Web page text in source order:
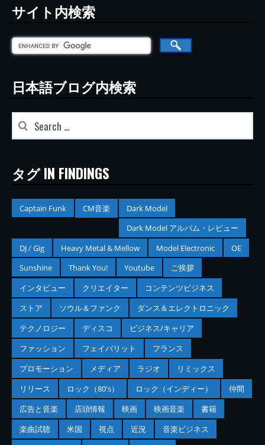
サイト内検索
日本語ブログ内検索
タグ IN FINDINGS
Captain Funk CM音楽
Dark Model
Dark Model アルバム・レビュー
DJ / Gig
Heavy Metal & Mellow Model Electronic
OE
Sunshine
Thank You! Youtube
ご挨拶
インタビュー
クリエイター
コンテンツビジネス
ストア
ソウル＆ファンク
ダンス＆エレクトロニック
テクノロジー
ディスコ
ビジネス/キャリア
ファッション
フェイバリット
フランス
プロモーション
メディア ラジオ
リミックス
リリース
ロック（80's） ロック（インディー）
仲間
広告と音楽
店頭情報 映画 映画音楽
書籍
楽曲試聴
米国 視点 近況
音楽ビジネス